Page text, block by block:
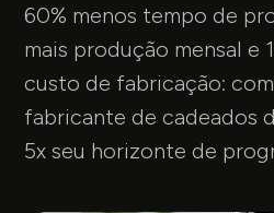
60% menos tempo de
mais produção mensal e
custo de fabricação:
fabricante de cadeados
5x seu horizonte de